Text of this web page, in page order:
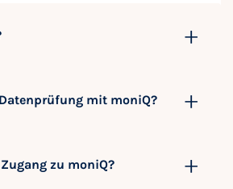
mit moniQ?
zu moniQ?